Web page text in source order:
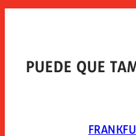
PUEDE QUE